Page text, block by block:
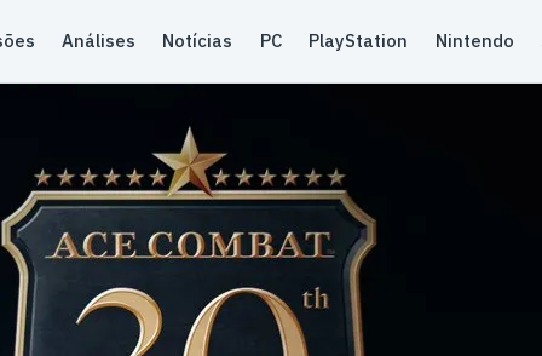
Análises Notícias PC PlayStation Nintendo